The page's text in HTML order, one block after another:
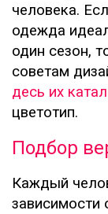
человека.
одежда
один сезон,
советам
десь их
цветотип.
Подбор
Каждый
зависимости